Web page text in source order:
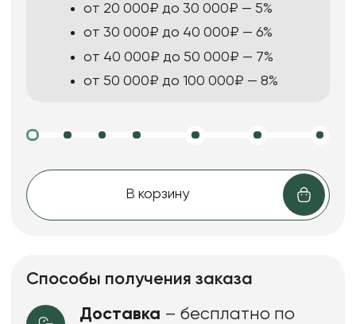
от 20 000₽ до 30 000₽ — 5%
от 30 000₽ до 40 000₽ — 6%
от 40 000₽ до 50 000₽ — 7%
от 50 000₽ до 100 000₽ — 8%
В корзину
Способы получения заказа
Доставка – бесплатно по